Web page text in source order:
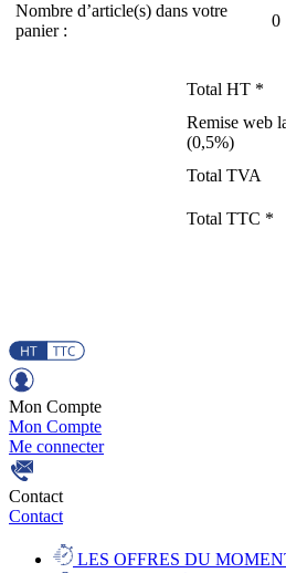
Nombre d’article(s) dans votre
panier :
0
Total HT *
Remise web
(0,5%)
Total TVA
Total TTC *
Mon Compte
Mon Compte
Me connecter
Contact
Contact
LES OFFRES DU